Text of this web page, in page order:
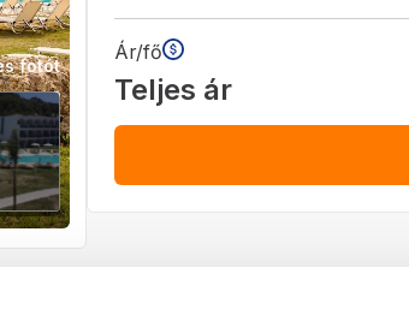
fotót
Ár/fő
Teljes ár
Várható